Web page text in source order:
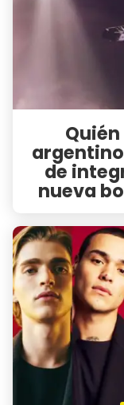
de
nueva